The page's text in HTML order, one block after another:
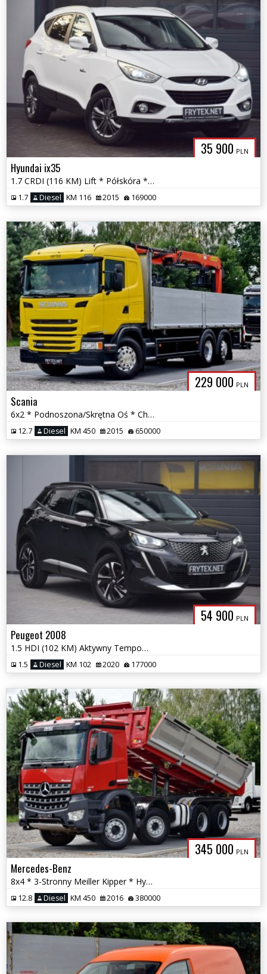
35 900 PLN
Hyundai ix35
1.7 CRDI (116 KM) Lift * Półskóra * LED * Climatronic * Gwarancja
1.7 Diesel KM 116 2015 169000
229 000 PLN
Scania
6x2 * Podnoszona/Skrętna Oś * Chwytak * Rotator * Alufelgi * LED *
12.7 Diesel KM 450 2015 650000
54 900 PLN
Peugeot 2008
1.5 HDI (102 KM) Aktywny Tempomat * Półskóra * Kamery 360 * Gwarancja
1.5 Diesel KM 102 2020 177000
345 000 PLN
Mercedes-Benz
8x4 * 3-Stronny Meiller Kipper * Hydroburta/Bordmatic * Automat *
12.8 Diesel KM 450 2016 380000